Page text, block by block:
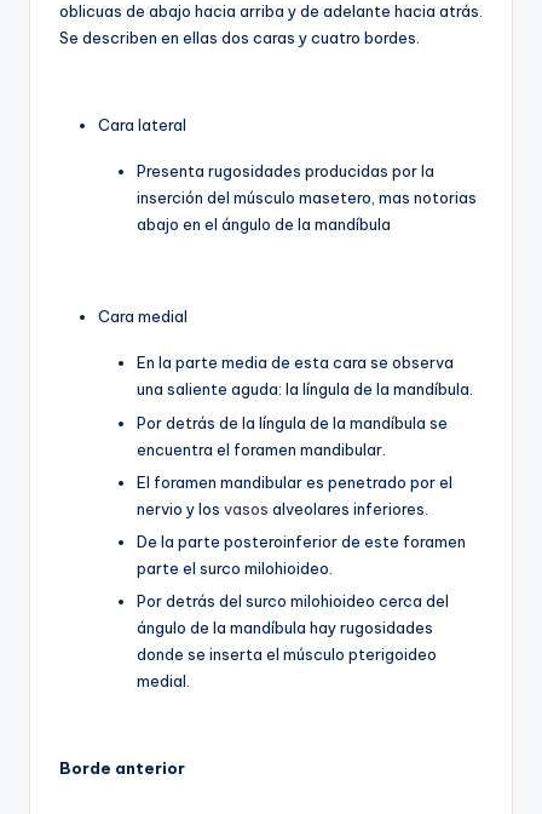
oblicuas de abajo hacia arriba y de adelante hacia atrás.
Se describen en ellas dos caras y cuatro bordes.
Cara lateral
Presenta rugosidades producidas por la
inserción del músculo masetero, mas notorias
abajo en el ángulo de la mandíbula
Cara medial
En la parte media de esta cara se observa
una saliente aguda: la língula de la mandíbula.
Por detrás de la língula de la mandíbula se
encuentra el foramen mandibular.
El foramen mandibular es penetrado por el
nervio y los vasos alveolares inferiores.
De la parte posteroinferior de este foramen
parte el surco milohioideo.
Por detrás del surco milohioideo cerca del
ángulo de la mandíbula hay rugosidades
donde se inserta el músculo pterigoideo
medial.
Borde anterior